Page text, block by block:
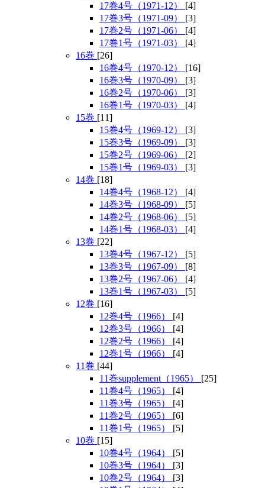
17巻4号（1971-12） [4]
17巻3号（1971-09） [3]
17巻2号（1971-06） [4]
17巻1号（1971-03） [4]
16巻 [26]
16巻4号（1970-12） [16]
16巻3号（1970-09） [3]
16巻2号（1970-06） [3]
16巻1号（1970-03） [4]
15巻 [11]
15巻4号（1969-12） [3]
15巻3号（1969-09） [3]
15巻2号（1969-06） [2]
15巻1号（1969-03） [3]
14巻 [18]
14巻4号（1968-12） [4]
14巻3号（1968-09） [5]
14巻2号（1968-06） [5]
14巻1号（1968-03） [4]
13巻 [22]
13巻4号（1967-12） [5]
13巻3号（1967-09） [8]
13巻2号（1967-06） [4]
13巻1号（1967-03） [5]
12巻 [16]
12巻4号（1966） [4]
12巻3号（1966） [4]
12巻2号（1966） [4]
12巻1号（1966） [4]
11巻 [44]
11巻supplement（1965） [25]
11巻4号（1965） [4]
11巻3号（1965） [4]
11巻2号（1965） [6]
11巻1号（1965） [5]
10巻 [15]
10巻4号（1964） [5]
10巻3号（1964） [3]
10巻2号（1964） [3]